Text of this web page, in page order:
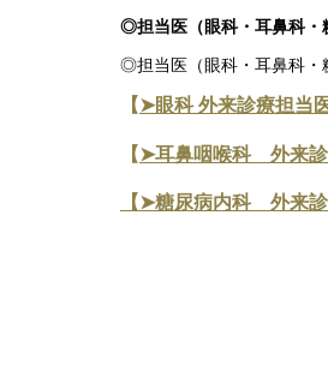
◎担当医（眼科・耳鼻科・
◎担当医（眼科・耳鼻科・
【➤眼科 外来診療担当
【➤耳鼻咽喉科 外来
【➤糖尿病内科 外来診